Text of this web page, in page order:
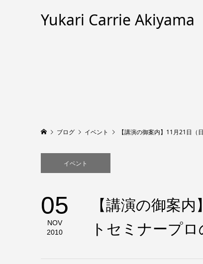
Yukari Carrie Akiyama
ブログ イベント 【講演の御案内】11月21日
イベント
05
NOV
2010
【講演の御案
トセミナープ